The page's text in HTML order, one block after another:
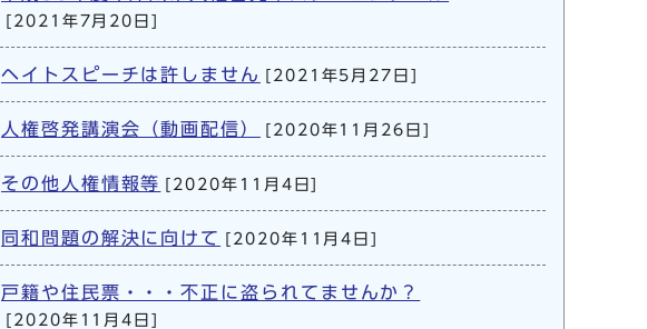
[2021年7月20日]
ヘイトスピーチは許しません [2021年5月27日]
人権啓発講演会（動画配信） [2020年11月26日]
その他人権情報等 [2020年11月4日]
同和問題の解決に向けて [2020年11月4日]
戸籍や住民票・・・不正に盗られてませんか？
[2020年11月4日]